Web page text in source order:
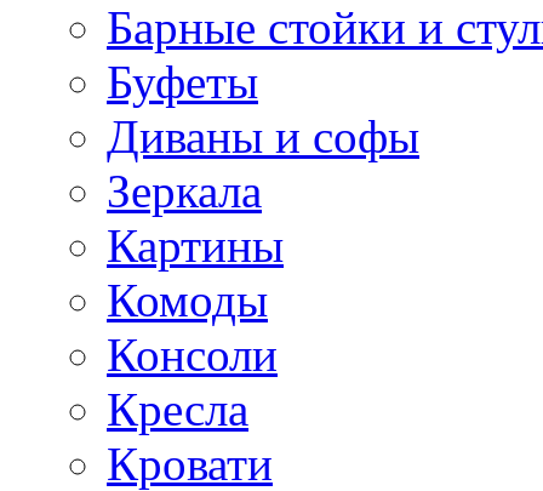
Барные стойки и
Буфеты
Диваны и софы
Зеркала
Картины
Комоды
Консоли
Кресла
Кровати